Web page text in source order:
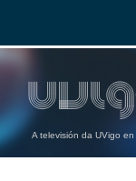
A televisión da UVigo